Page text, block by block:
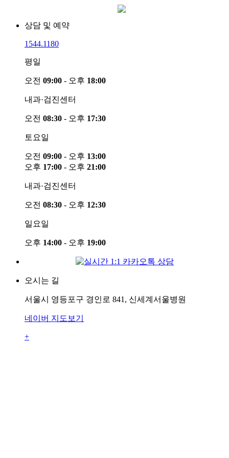
상담 및 예약
1544.1180
평일
오전 09:00 - 오후 18:00
내과·검진센터
오전 08:30 - 오후 17:30
토요일
오전 09:00 - 오후 13:00
오후 17:00 - 오후 21:00
내과·검진센터
오전 08:30 - 오후 12:30
일요일
오후 14:00 - 오후 19:00
오시는 길
서울시 영등포구 경인로 841, 신세계서울병원
네이버 지도보기
+